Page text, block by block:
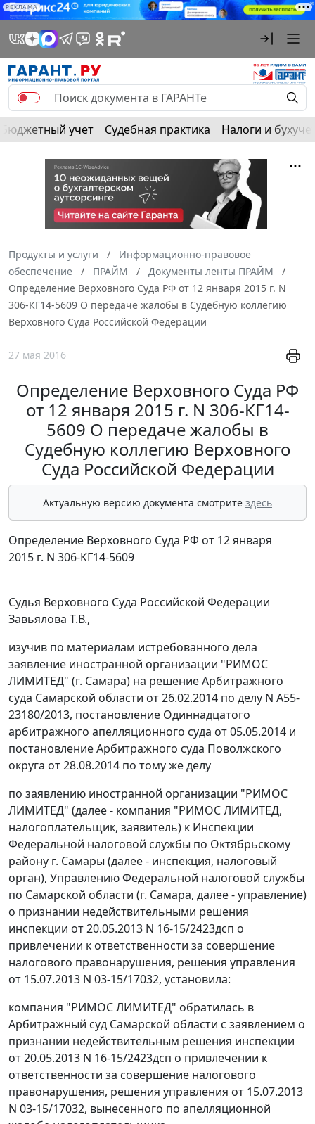
РЕКЛАМА
Бюджетный учет Судебная практика Налоги и
Продукты и услуги
Информационно-правовое
обеспечение
ПРАЙМ
Документы ленты ПРАЙМ
Определение Верховного Суда РФ от 12 января 2015 г. N
306-КГ14-5609 О передаче жалобы в Судебную коллегию
Верховного Суда Российской Федерации
27 мая 2016
Определение Верховного Суда РФ
от 12 января 2015 г. N 306-КГ14-
5609 О передаче жалобы в
Судебную коллегию Верховного
Суда Российской Федерации
Актуальную версию документа смотрите здесь
Определение Верховного Суда РФ от 12 января
2015 г. N 306-КГ14-5609
Судья Верховного Суда Российской Федерации
Завьялова Т.В.,
изучив по материалам истребованного дела
заявление иностранной организации "РИМОС
ЛИМИТЕД" (г. Самара) на решениеАрбитражного
суда Самарской области от 26.02.2014 по делу N А55-
23180/2013, постановление Одиннадцатого
арбитражного апелляционного суда от 05.05.2014 и
постановлениеАрбитражного суда Поволжского
округа от 28.08.2014 по тому же делу
по заявлению иностранной организации "РИМОС
ЛИМИТЕД" (далее - компания "РИМОС ЛИМИТЕД,
налогоплательщик, заявитель) к Инспекции
Федеральной налоговой службы по Октябрьскому
району г. Самары (далее - инспекция, налоговый
орган), Управлению Федеральной налоговой службы
по Самарской области (г. Самара, далее - управление)
о признании недействительными решения
инспекции от 20.05.2013 N 16-15/2423дсп о
привлечении к ответственности за совершение
налогового правонарушения, решения управления
от 15.07.2013 N 03-15/17032, установила:
компания "РИМОС ЛИМИТЕД" обратилась в
Арбитражный суд Самарской области с заявлением о
признании недействительным решения инспекции
от 20.05.2013 N 16-15/2423дсп о привлечении к
ответственности за совершение налогового
правонарушения, решения управления от 15.07.2013
N 03-15/17032, вынесенного по апелляционной